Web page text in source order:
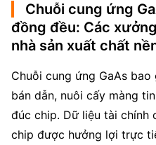
Chuỗi cung ứng
đồng đều: Các
nhà sản xuất chất
Chuỗi cung ứng GaAs
bán dẫn, nuôi cấy màng
đúc chip. Dữ liệu tài chính
chip được hưởng lợi trực